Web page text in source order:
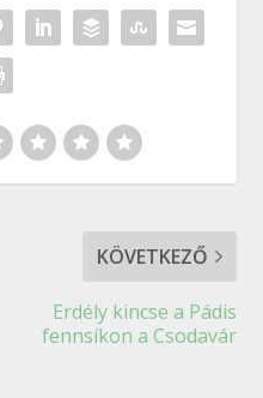
KÖVETKEZŐ
Erdély kincse a Pádis
fennsíkon a Csodavár